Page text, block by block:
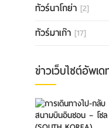
ทัวร์นาโกย่า [2]
ทัวร์มาเก๊า [17]
ข่าวเว็บไซต์อัพเ